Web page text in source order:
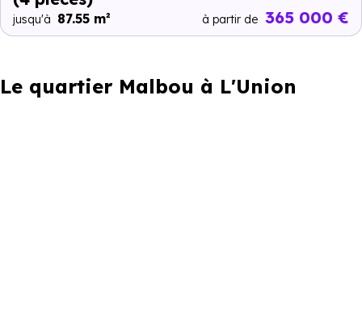
jusqu'à 87.55 m² à partir de 365 000 €
Le quartier Malbou à L'Union